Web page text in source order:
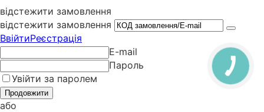
відстежити замовлення
відстежити замовлення
ВвійтиРеєстрація
E-mail
Пароль
Увійти за паролем
Продовжити
або